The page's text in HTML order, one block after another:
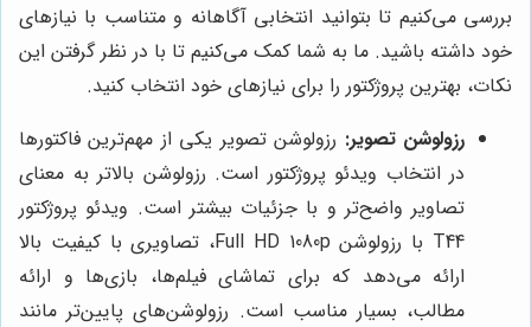
بررسی می‌کنیم تا بتوانید انتخابی آگاهانه و متناسب با نیازهای
خود داشته باشید. ما به شما کمک می‌کنیم تا با در نظر گرفتن این
نکات، بهترین پروژکتور را برای نیازهای خود انتخاب کنید.
رزولوشن تصویر: رزولوشن تصویر یکی از مهم‌ترین فاکتورها
در انتخاب ویدئو پروژکتور است. رزولوشن بالاتر به معنای
تصاویر واضح‌تر و با جزئیات بیشتر است. ویدئو پروژکتور
T44 با رزولوشن Full HD 1080p، تصاویری با کیفیت بالا
ارائه می‌دهد که برای تماشای فیلم‌ها، بازی‌ها و ارائه
مطالب، بسیار مناسب است. رزولوشن‌های پایین‌تر مانند